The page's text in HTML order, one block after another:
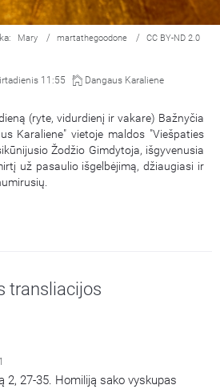
Mary / martathegoodone / CC BY-ND 2.0
11:55 Dangaus Karaliene
(ryte, vidurdienį ir vakare) Bažnyčia
Karaliene" vietoje maldos "Viešpaties
Žodžio Gimdytoja, išgyvenusia
už pasaulio išgelbėjimą, džiaugiasi ir
transliacijos
2, 27-35. Homiliją sako vyskupas